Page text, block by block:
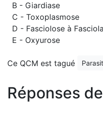
B - Giardiase
C - Toxoplasmose
D - Fasciolose à
E - Oxyurose
Ce QCM est tagué
Réponses